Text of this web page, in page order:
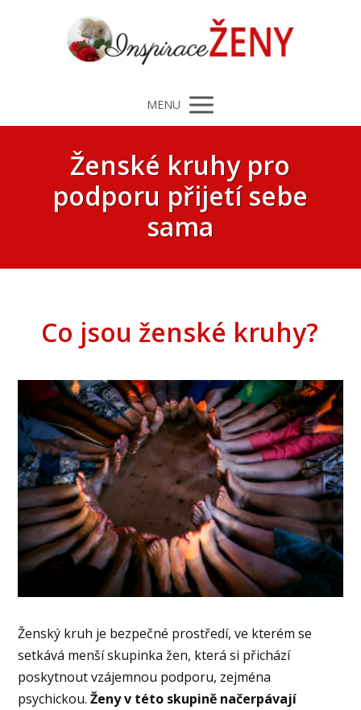
MENU
Ženské kruhy pro
podporu přijetí sebe
sama
Co jsou ženské kruhy?
Ženský kruh je bezpečné prostředí, ve kterém se
setkává menší skupinka žen, která si přichází
poskytnout vzájemnou podporu, zejména
psychickou.Ženy v této skupině načerpávají